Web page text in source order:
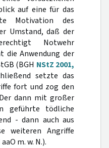
auf eine für das
Motivation des
Umstand, daß der
Notwehr
Anwendung der
(BGH NStZ 2001,
setzte das
fort und zog den
dann mit großer
geführte tödliche
- dann auch aus
weiteren Angriffe
m. w. N.).